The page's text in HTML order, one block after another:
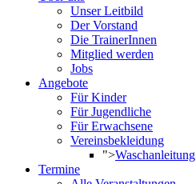
Unser Leitbild
Der Vorstand
Die TrainerInnen
Mitglied werden
Jobs
Angebote
Für Kinder
Für Jugendliche
Für Erwachsene
Vereinsbekleidung
">Waschanleitung
Termine